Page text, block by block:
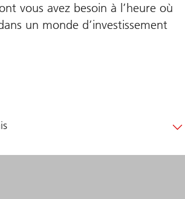
vous avez besoin à l’heure où
un monde d’investissement